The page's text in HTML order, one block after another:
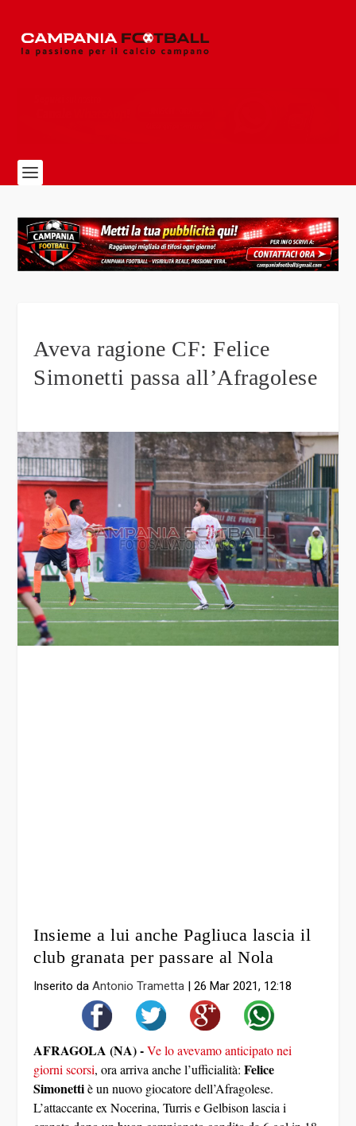
Aveva ragione CF: Felice
Simonetti passa all’Afragolese
Insieme a lui anche Pagliuca lascia il
club granata per passare al Nola
Inserito da Antonio Trametta |26 Mar 2021, 12:18
AFRAGOLA (NA) - Ve lo avevamo anticipato nei
giorni scorsi , ora arriva anche l’ufficialità:Felice
Simonettiè un nuovo giocatore dell’Afragolese.
L’attaccante ex Nocerina, Turris e Gelbison lascia i